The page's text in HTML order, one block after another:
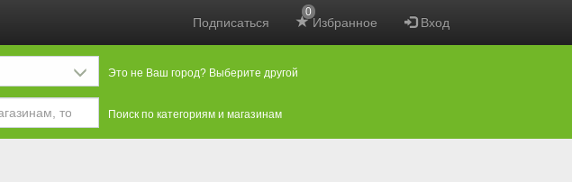
Подписаться Избранное
0
Вход
Это не Ваш город? Выберите другой
Поиск по категориям и магазинам